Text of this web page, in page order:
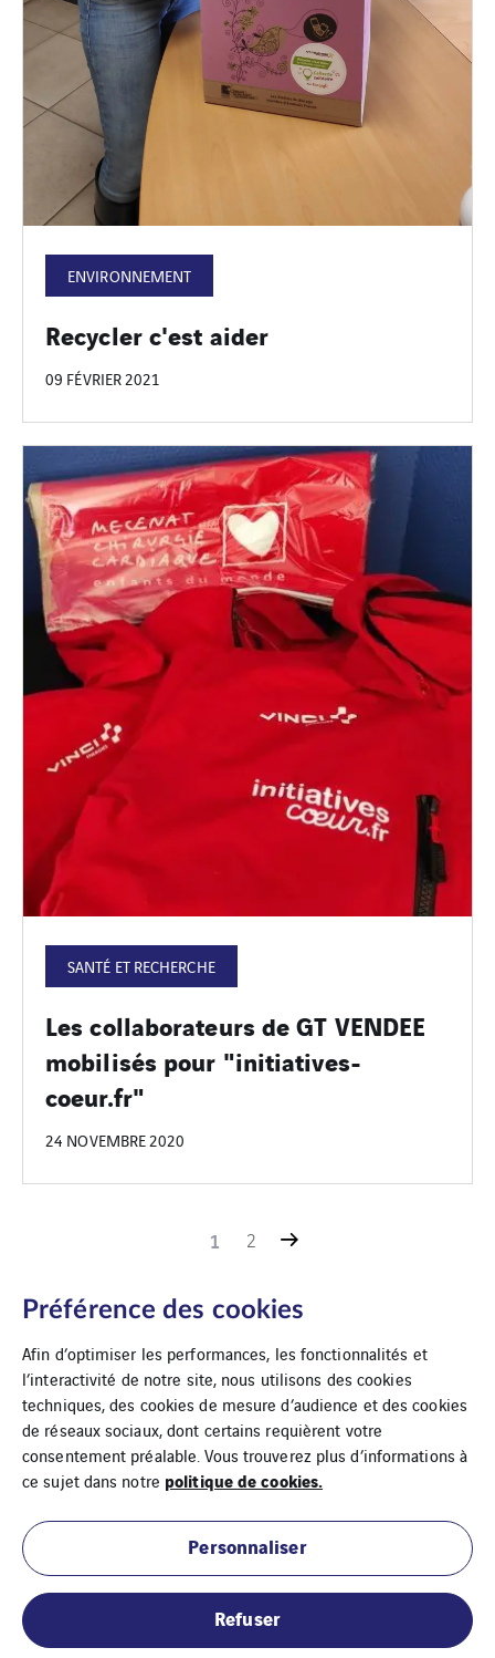
ENVIRONNEMENT
Recycler c'est aider
09 FÉVRIER 2021
SANTÉ ET RECHERCHE
Les collaborateurs de GT VENDEE
mobilisés pour "initiatives-
coeur.fr"
24 NOVEMBRE 2020
1 2
Mentions légales
Cookies
Préférence des cookies
Afin d’optimiser les performances, les fonctionnalités et
l’interactivité de notre site, nous utilisons des cookies
techniques, des cookies de mesure d’audience et des cookies
de réseaux sociaux, dont certains requièrent votre
consentement préalable. Vous trouverez plus d’informations à
ce sujet dans notre politique de cookies.
Personnaliser
Refuser